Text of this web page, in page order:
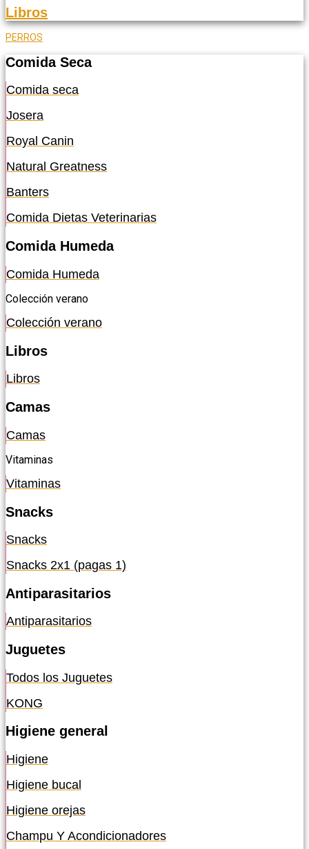
Libros
PERROS
Comida Seca
Comida seca
Josera
Royal Canin
Natural Greatness
Banters
Comida Dietas Veterinarias
Comida Humeda
Comida Humeda
Colección verano
Colección verano
Libros
Libros
Camas
Camas
Vitaminas
Vitaminas
Snacks
Snacks
Snacks 2x1 (pagas 1)
Antiparasitarios
Antiparasitarios
Juguetes
Todos los Juguetes
KONG
Higiene general
Higiene
Higiene bucal
Higiene orejas
Champu Y Acondicionadores